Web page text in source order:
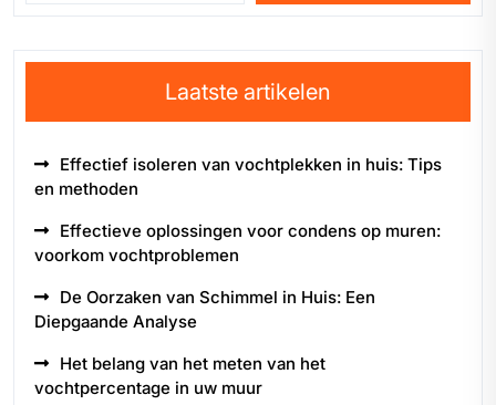
Laatste artikelen
Effectief isoleren van vochtplekken in huis: Tips
en methoden
Effectieve oplossingen voor condens op muren:
voorkom vochtproblemen
De Oorzaken van Schimmel in Huis: Een
Diepgaande Analyse
Het belang van het meten van het
vochtpercentage in uw muur